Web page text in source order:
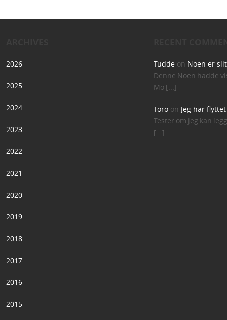
2026
2025
2024
2023
2022
2021
2020
2019
2018
2017
2016
2015
Tudde on Noen er
Denne Noen hadde
Mo [...]
Toro on Jeg har
Tester om jeg kan
[...]